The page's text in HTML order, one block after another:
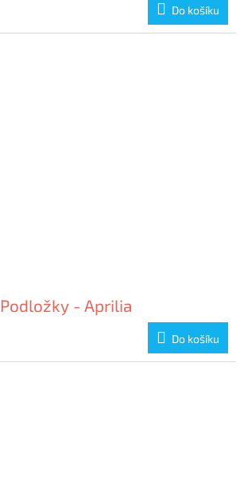
Do košíku
Podložky - Aprilia
Do košíku